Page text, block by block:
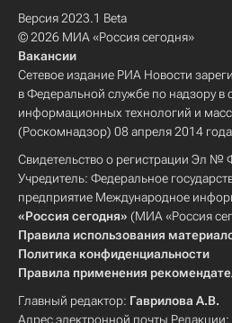
Версия 2023.1 Beta
© 2026 МИА «Россия сегодня»
Вакансии
Сетевое издание РИА Новости
в Федеральной службе по надзору в
информационных технологий и
(Роскомнадзор) 08 апреля 2014
Свидетельство о регистрации Эл №
Учредитель: Федеральное
предприятие Международное
«Россия сегодня» (МИА «Россия
Правила использования
Политика конфиденциальности
Правила применения
Главный редактор: Гаврилова А.В.
Адрес электронной почты Редакции: